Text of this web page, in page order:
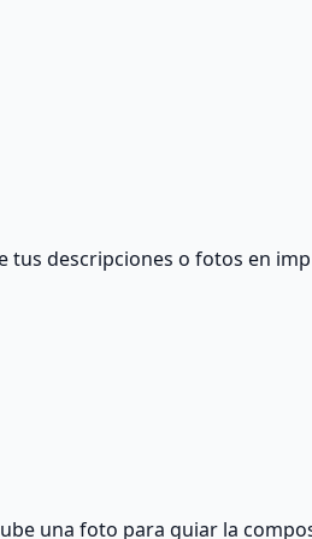
tus descripciones o fotos en
una foto para guiar la